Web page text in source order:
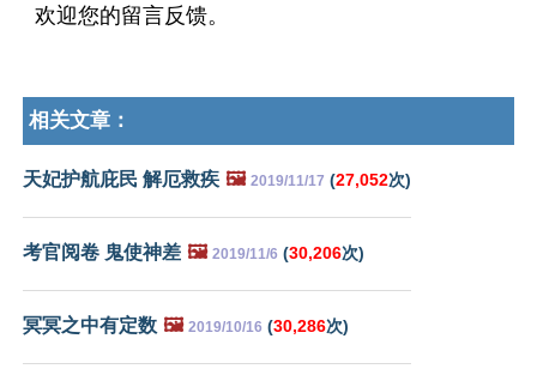
欢迎您的留言反馈。
相关文章：
天妃护航庇民 解厄救疾 🖼️ 2019/11/17 (27,052次)
考官阅卷 鬼使神差 🖼️ 2019/11/6 (30,206次)
冥冥之中有定数 🖼️ 2019/10/16 (30,286次)